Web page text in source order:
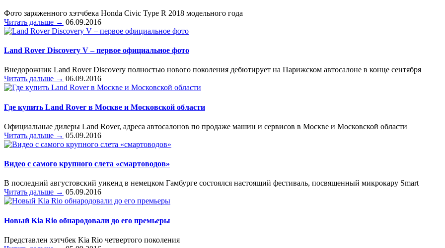
Фото заряженного хэтчбека Honda Civic Type R 2018 модельного года
Читать дальше → 06.09.2016
Land Rover Discovery V – первое официальное фото
Внедорожник Land Rover Discovery полностью нового поколения дебютирует на Парижском автосалоне в конце сентября
Читать дальше → 06.09.2016
Где купить Land Rover в Москве и Московской области
Официальные дилеры Land Rover, адреса автосалонов по продаже машин и сервисов в Москве и Московской области
Читать дальше → 05.09.2016
Видео с самого крупного слета «смартоводов»
В последний августовский уикенд в немецком Гамбурге состоялся настоящий фестиваль, посвященный микрокару Smart
Читать дальше → 05.09.2016
Новый Kia Rio обнародовали до его премьеры
Представлен хэтчбек Kia Rio четвертого поколения